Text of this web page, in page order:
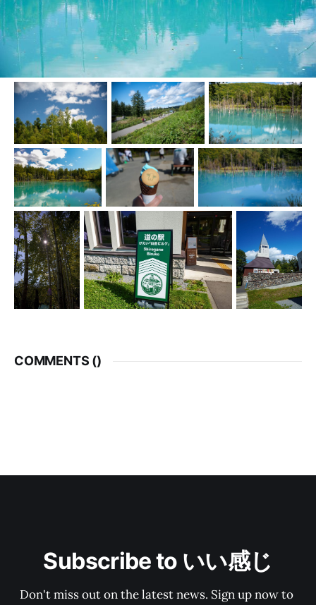
COMMENTS ()
Subscribe to いい感じ
Don't miss out on the latest news. Sign up now to